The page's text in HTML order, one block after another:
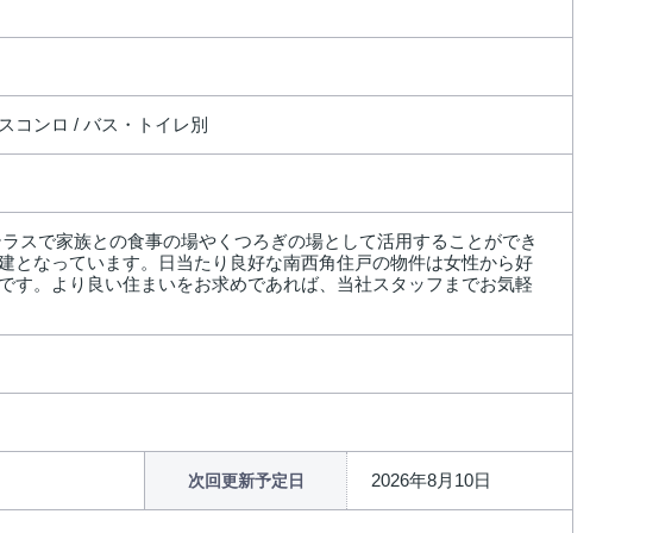
コンロ / バス・トイレ別
スで家族との食事の場やくつろぎの場として活用することができ
となっています。日当たり良好な南西角住戸の物件は女性から好
。より良い住まいをお求めであれば、当社スタッフまでお気軽
次回更新予定日 2026年8月10日